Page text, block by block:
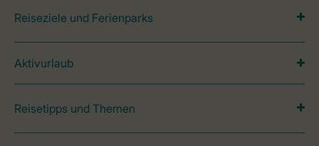
Reiseziele und Ferienparks
Aktivurlaub
Reisetipps und Themen